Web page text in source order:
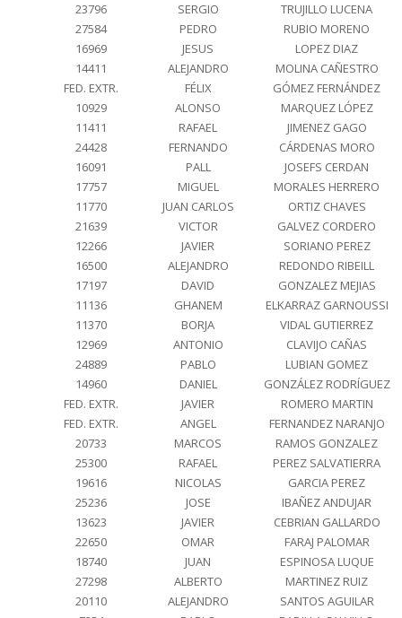
23796
SERGIO
TRUJILLO LUCENA
27584
PEDRO
RUBIO MORENO
16969
JESUS
LOPEZ DIAZ
14411
ALEJANDRO
MOLINA CAÑESTRO
FED. EXTR.
FÉLIX
GÓMEZ FERNÁNDEZ
10929
ALONSO
MARQUEZ LÓPEZ
11411
RAFAEL
JIMENEZ GAGO
24428
FERNANDO
CÁRDENAS MORO
16091
PALL
JOSEFS CERDAN
17757
MIGUEL
MORALES HERRERO
11770
JUAN CARLOS
ORTIZ CHAVES
21639
VICTOR
GALVEZ CORDERO
12266
JAVIER
SORIANO PEREZ
16500
ALEJANDRO
REDONDO RIBEILL
17197
DAVID
GONZALEZ MEJIAS
11136
GHANEM
ELKARRAZ GARNOUSSI
11370
BORJA
VIDAL GUTIERREZ
12969
ANTONIO
CLAVIJO CAÑAS
24889
PABLO
LUBIAN GOMEZ
14960
DANIEL
GONZÁLEZ RODRÍGUEZ
FED. EXTR.
JAVIER
ROMERO MARTIN
FED. EXTR.
ANGEL
FERNANDEZ NARANJO
20733
MARCOS
RAMOS GONZALEZ
25300
RAFAEL
PEREZ SALVATIERRA
19616
NICOLAS
GARCIA PEREZ
25236
JOSE
IBAÑEZ ANDUJAR
13623
JAVIER
CEBRIAN GALLARDO
22650
OMAR
FARAJ PALOMAR
18740
JUAN
ESPINOSA LUQUE
27298
ALBERTO
MARTINEZ RUIZ
20110
ALEJANDRO
SANTOS AGUILAR